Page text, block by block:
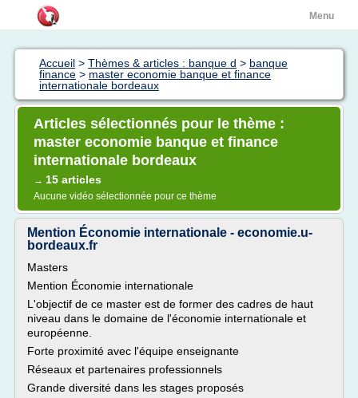
Menu
Accueil > Thèmes & articles : banque d > banque
finance > master economie banque et finance
internationale bordeaux
Articles sélectionnés pour le thème :
master economie banque et finance
internationale bordeaux
→ 15 articles
Aucune vidéo sélectionnée pour ce thème
Mention Économie internationale - economie.u-
bordeaux.fr
Masters
Mention Économie internationale
L'objectif de ce master est de former des cadres de haut
niveau dans le domaine de l'économie internationale et
européenne.
Forte proximité avec l'équipe enseignante
Réseaux et partenaires professionnels
Grande diversité dans les stages proposés